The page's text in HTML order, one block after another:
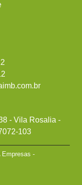
- Vila Rosalia -
103
Empresas -